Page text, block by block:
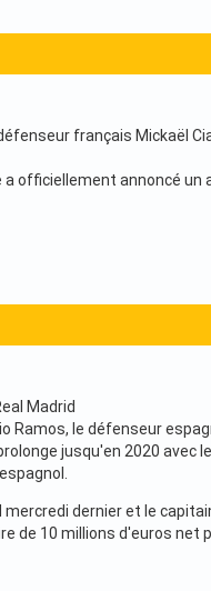
français Mickaël
officiellement annoncé un
Madrid
le défenseur
jusqu'en 2020 avec
dernier et le
de 10 millions d'euros net